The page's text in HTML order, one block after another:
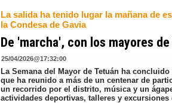
La salida ha tenido lugar la mañana de
la Condesa de Gavia
De 'marcha', con los mayores
25/04/2026@17:32:00
La Semana del Mayor de Tetuán ha
que ha reunido a más de un centenar de
un recorrido por el distrito, música y un
actividades deportivas, talleres y excursiones